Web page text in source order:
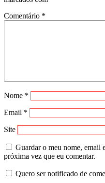
Comentário *
Nome *
Email *
Site
Guardar o meu nome, email
próxima vez que eu comentar.
Quero ser notificado de